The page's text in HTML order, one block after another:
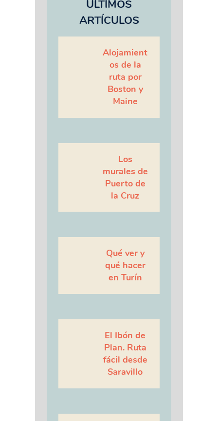
ÚLTIMOS
ARTÍCULOS
Alojamient
os de la
ruta por
Boston y
Maine
Los
murales de
Puerto de
la Cruz
Qué ver y
qué hacer
en Turín
El Ibón de
Plan. Ruta
fácil desde
Saravillo